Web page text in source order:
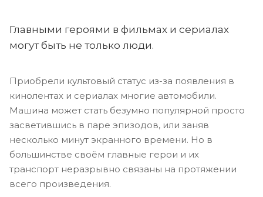
Главными героями в фильмах и сериалах
могут быть не только люди.
Приобрели культовый статус из-за появления в
кинолентах и сериалах многие автомобили.
Машина может стать безумно популярной просто
засветившись в паре эпизодов, или заняв
несколько минут экранного времени. Но в
большинстве своём главные герои и их
транспорт неразрывно связаны на протяжении
всего произведения.